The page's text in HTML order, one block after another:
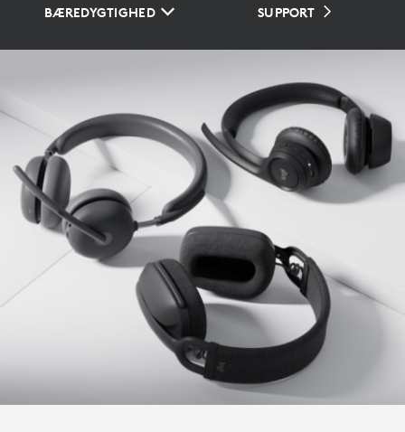
BÆREDYGTIGHED SUPPORT